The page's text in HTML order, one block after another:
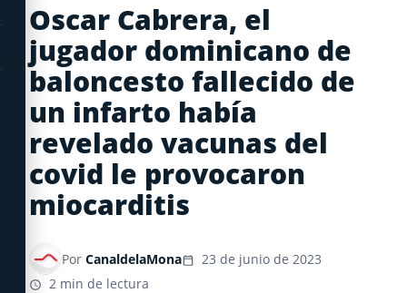
Oscar Cabrera, el
jugador dominicano de
baloncesto fallecido de
un infarto había
revelado vacunas del
covid le provocaron
miocarditis
Por CanaldelaMona
23 de junio de 2023
2 min de lectura